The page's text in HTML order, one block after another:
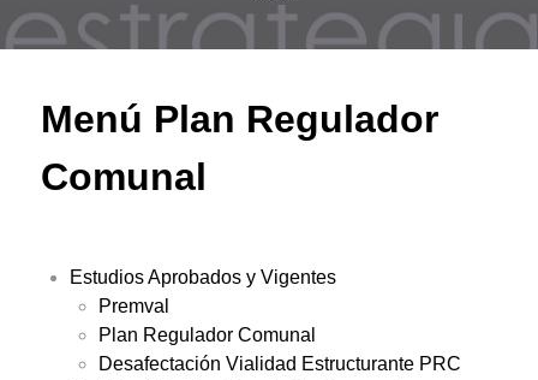
Menú Plan Regulador
Comunal
Estudios Aprobados y Vigentes
Premval
Plan Regulador Comunal
Desafectación Vialidad Estructurante PRC